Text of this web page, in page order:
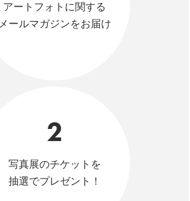
アートフォトに関する
メールマガジンをお届け
2
写真展のチケットを
抽選でプレゼント！